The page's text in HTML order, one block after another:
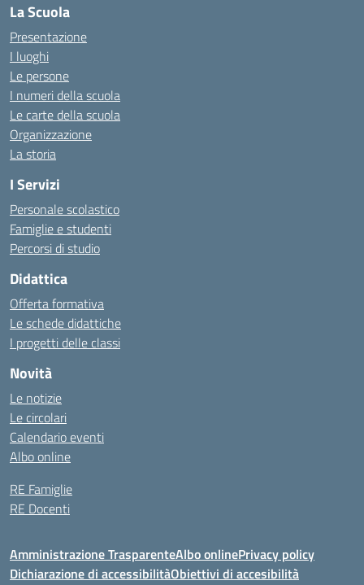
La Scuola
Presentazione
I luoghi
Le persone
I numeri della scuola
Le carte della scuola
Organizzazione
La storia
I Servizi
Personale scolastico
Famiglie e studenti
Percorsi di studio
Didattica
Offerta formativa
Le schede didattiche
I progetti delle classi
Novità
Le notizie
Le circolari
Calendario eventi
Albo online
RE Famiglie
RE Docenti
Amministrazione TrasparenteAlbo onlinePrivacy policy
Dichiarazione di accessibilitàObiettivi di accesibilità